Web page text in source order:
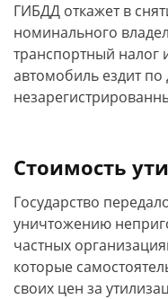
ГИБДД откажет в
номинального
транспортный налог
автомобиль ездит
Стоимость
Государство
уничтожению
частных
которые
своих цен за